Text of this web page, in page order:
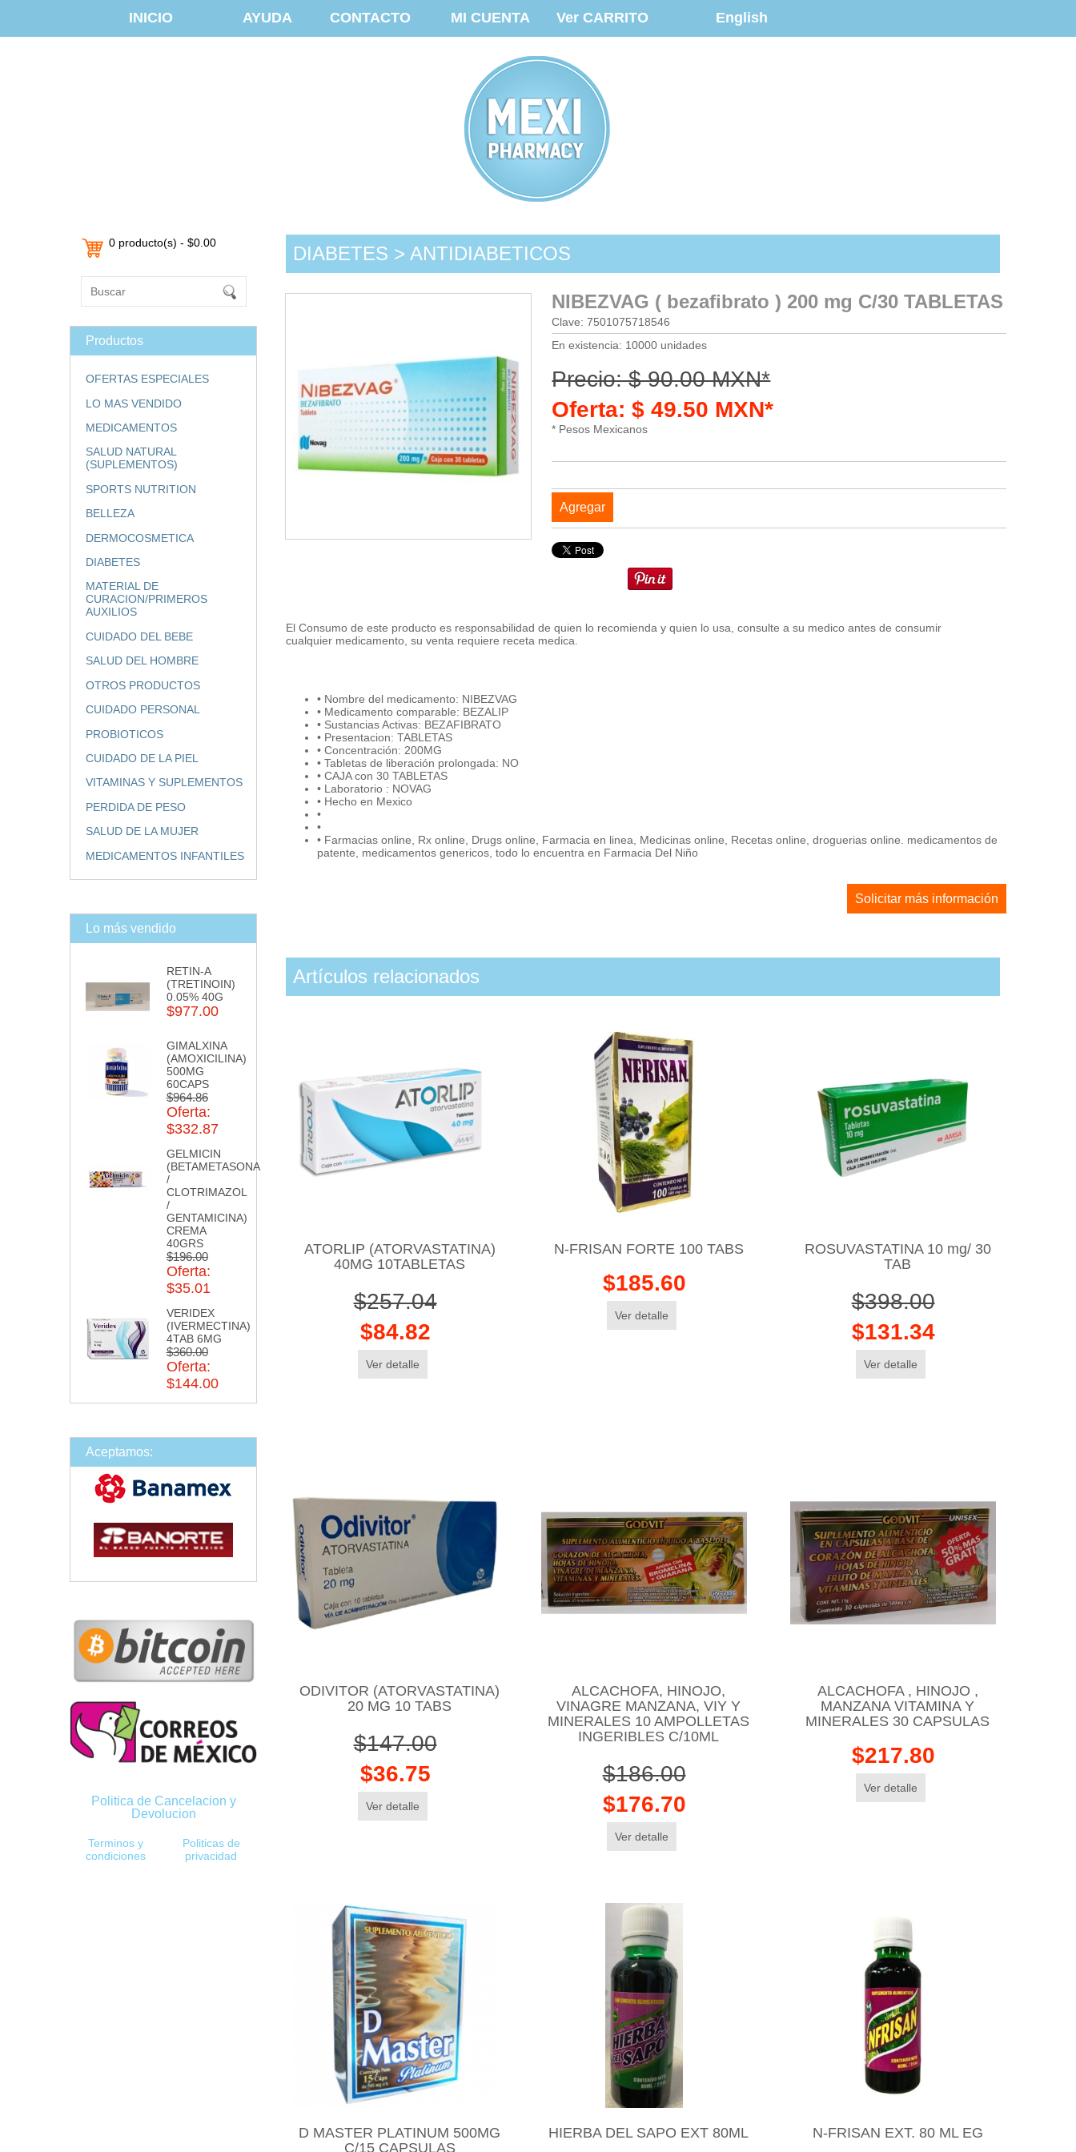
INICIO AYUDA CONTACTO MI CUENTA Ver CARRITO English
0 producto(s) - $0.00
Productos
OFERTAS ESPECIALES
LO MAS VENDIDO
MEDICAMENTOS
SALUD NATURAL
(SUPLEMENTOS)
SPORTS NUTRITION
BELLEZA
DERMOCOSMETICA
DIABETES
MATERIAL DE
CURACION/PRIMEROS
AUXILIOS
CUIDADO DEL BEBE
SALUD DEL HOMBRE
OTROS PRODUCTOS
CUIDADO PERSONAL
PROBIOTICOS
CUIDADO DE LA PIEL
VITAMINAS Y SUPLEMENTOS
PERDIDA DE PESO
SALUD DE LA MUJER
MEDICAMENTOS INFANTILES
Lo más vendido
RETIN-A
(TRETINOIN)
0.05% 40G
$977.00
GIMALXINA
(AMOXICILINA)
500MG
60CAPS
$964.86
Oferta:
$332.87
GELMICIN
(BETAMETASONA
/
CLOTRIMAZOL
/
GENTAMICINA)
CREMA
40GRS
$196.00
Oferta:
$35.01
VERIDEX
(IVERMECTINA)
4TAB 6MG
$360.00
Oferta:
$144.00
Aceptamos:
Politica de Cancelacion y
Devolucion
Terminos y
condiciones
Politicas de
privacidad
DIABETES > ANTIDIABETICOS
NIBEZVAG ( bezafibrato ) 200 mg C/30 TABLETAS
Clave: 7501075718546
En existencia: 10000 unidades
Precio: $ 90.00 MXN*
Oferta: $ 49.50 MXN*
* Pesos Mexicanos
Agregar
El Consumo de este producto es responsabilidad de quien lo recomienda y quien lo usa, consulte a su medico antes de consumir
cualquier medicamento, su venta requiere receta medica.
• Nombre del medicamento: NIBEZVAG
• Medicamento comparable: BEZALIP
• Sustancias Activas: BEZAFIBRATO
• Presentacion: TABLETAS
• Concentración: 200MG
• Tabletas de liberación prolongada: NO
• CAJA con 30 TABLETAS
• Laboratorio : NOVAG
• Hecho en Mexico
•
•
• Farmacias online, Rx online, Drugs online, Farmacia en linea, Medicinas online, Recetas online, droguerias online. medicamentos de
patente, medicamentos genericos, todo lo encuentra en Farmacia Del Niño
Solicitar más información
Artículos relacionados
ATORLIP (ATORVASTATINA)
40MG 10TABLETAS
$257.04
$84.82
Ver detalle
N-FRISAN FORTE 100 TABS
$185.60
Ver detalle
ROSUVASTATINA 10 mg/ 30
TAB
$398.00
$131.34
Ver detalle
ODIVITOR (ATORVASTATINA)
20 MG 10 TABS
$147.00
$36.75
Ver detalle
ALCACHOFA, HINOJO,
VINAGRE MANZANA, VIY Y
MINERALES 10 AMPOLLETAS
INGERIBLES C/10ML
$186.00
$176.70
Ver detalle
ALCACHOFA , HINOJO ,
MANZANA VITAMINA Y
MINERALES 30 CAPSULAS
$217.80
Ver detalle
D MASTER PLATINUM 500MG
C/15 CAPSULAS
HIERBA DEL SAPO EXT 80ML N-FRISAN EXT. 80 ML EG